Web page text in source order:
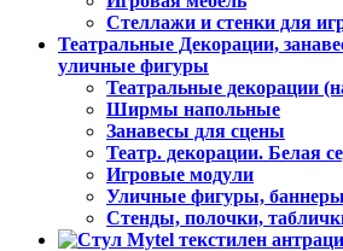
Стеллажи и стенки для
Театральные Декорации,
уличные фигуры
Театральные декорации
Ширмы напольные
Занавесы для сцены
Театр. декорации. Белая
Игровые модули
Уличные фигуры, баннеры
Стенды, полочки,